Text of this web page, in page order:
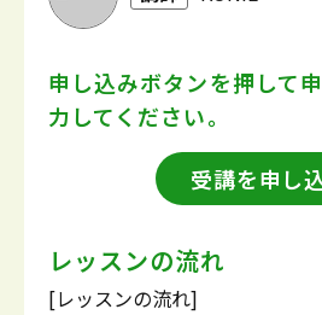
申し込みボタンを押して
力してください。
受講を申し
レッスンの流れ
[レッスンの流れ]